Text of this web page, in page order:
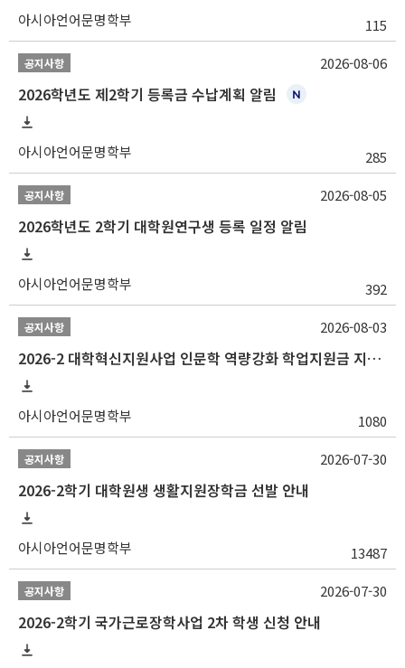
아시아언어문명학부 115
공지사항
2026학년도 제2학기 등록금 수납계획 알림
아시아언어문명학부 285
2026-08-06
공지사항
2026학년도 2학기 대학원연구생 등록 일정 알림
아시아언어문명학부 392
2026-08-05
공지사항
2026-2 대학혁신지원사업 인문학 역량강화 학업지원금 지원 선발 안내 (학/석/박사)
아시아언어문명학부 1080
2026-08-03
공지사항
2026-2학기 대학원생 생활지원장학금 선발 안내
아시아언어문명학부 13487
2026-07-30
공지사항
2026-2학기 국가근로장학사업 2차 학생 신청 안내
2026-07-30